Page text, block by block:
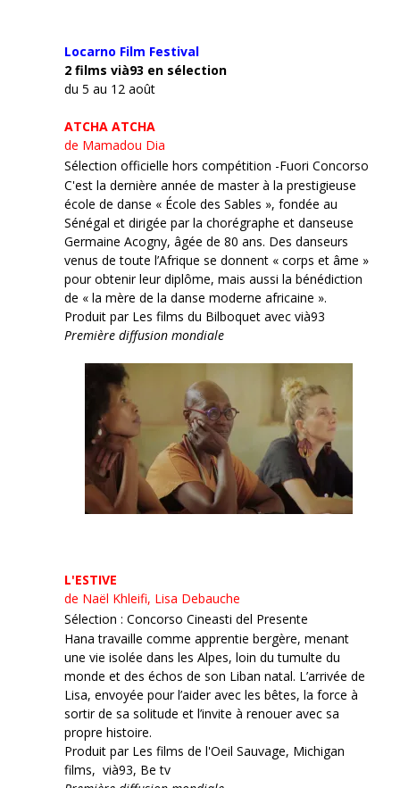
Locarno Film Festival
2 films vià93 en sélection
du 5 au 12 août
ATCHA ATCHA
de Mamadou Dia
Sélection officielle hors compétition -Fuori Concorso
C'est la dernière année de master à la prestigieuse
école de danse « École des Sables », fondée au
Sénégal et dirigée par la chorégraphe et danseuse
Germaine Acogny, âgée de 80 ans. Des danseurs
venus de toute l’Afrique se donnent « corps et âme »
pour obtenir leur diplôme, mais aussi la bénédiction
de « la mère de la danse moderne africaine ».
Produit par Les films du Bilboquet avec vià93
Première diffusion mondiale
L'ESTIVE
de Naël Khleifi, Lisa Debauche
Sélection : Concorso Cineasti del Presente
Hana travaille comme apprentie bergère, menant
une vie isolée dans les Alpes, loin du tumulte du
monde et des échos de son Liban natal. L’arrivée de
Lisa, envoyée pour l’aider avec les bêtes, la force à
sortir de sa solitude et l’invite à renouer avec sa
propre histoire.
Produit par Les films de l'Oeil Sauvage, Michigan
films, vià93, Be tv